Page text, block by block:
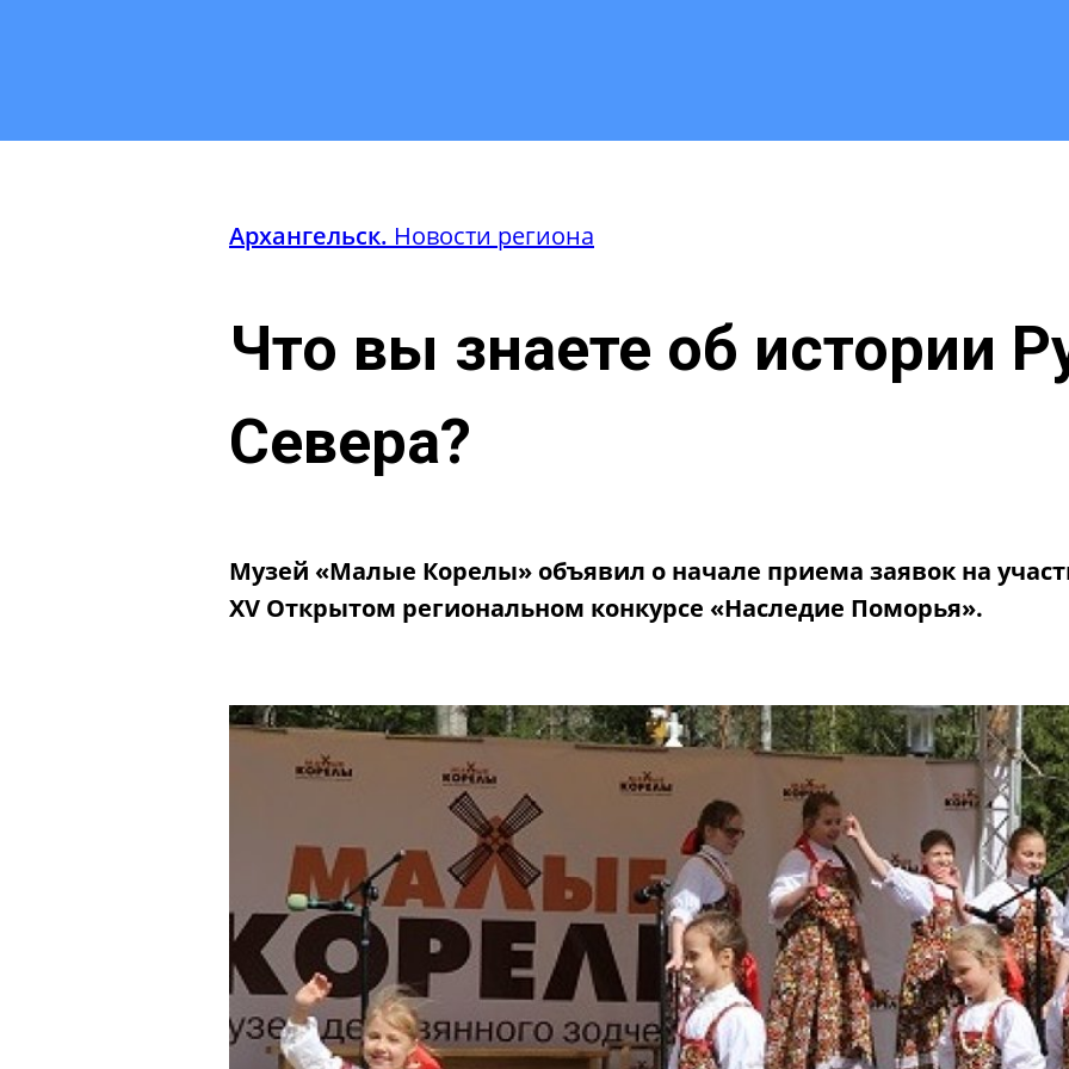
Архангельск. Новости региона
Что вы знаете об истории
Севера?
Музей «Малые Корелы» объявил о начале приема заявок на
XV Открытом региональном конкурсе «Наследие Поморья».